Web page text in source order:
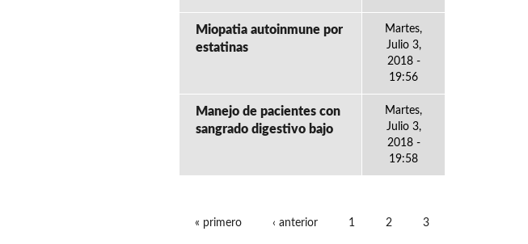
Miopatia autoinmune por
estatinas
Martes,
Julio 3,
2018 -
19:56
Manejo de pacientes con
sangrado digestivo bajo
Martes,
Julio 3,
2018 -
19:58
« primero ‹ anterior 1 2 3